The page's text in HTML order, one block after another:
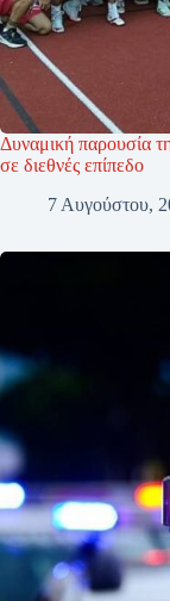
Δυναμική παρουσία
σε διεθνές επίπεδο
7 Αυγούστου,